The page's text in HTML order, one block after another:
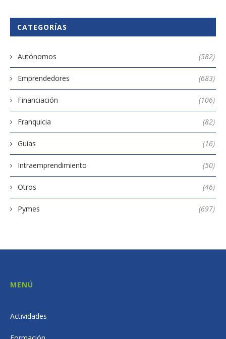
CATEGORÍAS
Autónomos (582)
Emprendedores (683)
Financiación (106)
Franquicia (82)
Guías (16)
Intraemprendimiento (50)
Otros (46)
Pymes (697)
MENÚ
Actividades